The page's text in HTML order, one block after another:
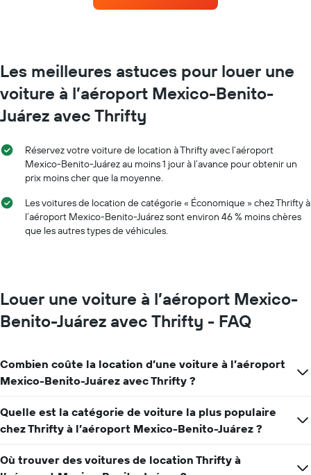
graphique,
1
axe
indiquent
prix
moyen
d'une
voiture
de
location
le
graphique,
axe
indiquent
les
mois
de
l'année
Sur
graphique,
le
prix
moyen
de
location
pour
une
journée
Les meilleures astuces pour louer une
voiture à l’aéroport Mexico-Benito-
Juárez avec Thrifty
Réservez votre voiture de location à Thrifty avec l’aéroport
Mexico-Benito-Juárez au moins 1 jour à l’avance pour obtenir un
prix moins cher que la moyenne.
Les voitures de location de catégorie « Économique » chez Thrifty à
l’aéroport Mexico-Benito-Juárez sont environ 46 % moins chères
que les autres types de véhicules.
Louer une voiture à l’aéroport Mexico-
Benito-Juárez avec Thrifty - FAQ
Combien coûte la location d’une voiture à l’aéroport
Mexico-Benito-Juárez avec Thrifty ?
Quelle est la catégorie de voiture la plus populaire
chez Thrifty à l’aéroport Mexico-Benito-Juárez ?
Où trouver des voitures de location Thrifty à